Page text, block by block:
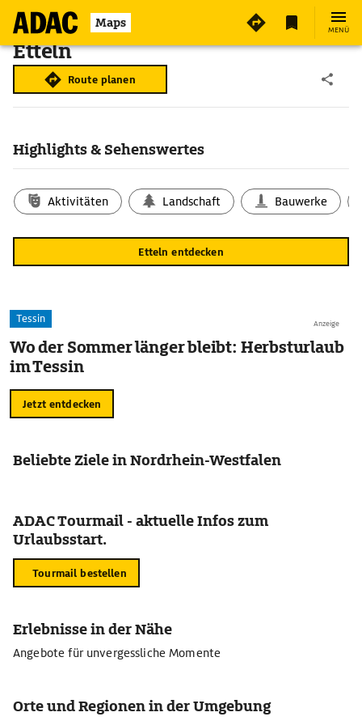
Maps MENÜ
Etteln
Route planen
Highlights & Sehenswertes
Aktivitäten Landschaft Bauwerke
Etteln entdecken
Anzeige
Tessin
Wo der Sommer länger bleibt: Herbsturlaub
im Tessin
Jetzt entdecken
Beliebte Ziele in Nordrhein-Westfalen
ADAC Tourmail - aktuelle Infos zum
Urlaubsstart.
Tourmail bestellen
Erlebnisse in der Nähe
Angebote für unvergessliche Momente
Orte und Regionen in der Umgebung